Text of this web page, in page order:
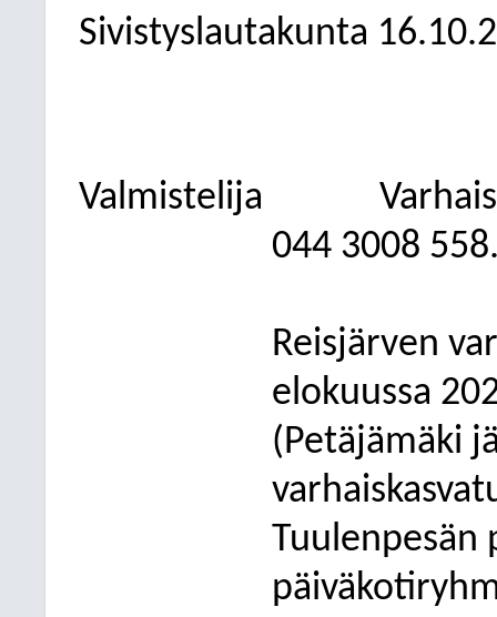
Sivistyslautakunta
Valmistelija
044 3008
Reisjärven
elokuussa
(Petäjämäki
Tuulenpesän